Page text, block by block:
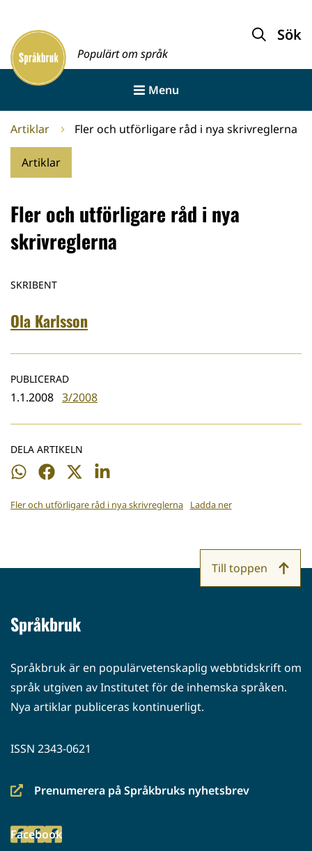
innehållet
Framsida
Populärt om språk
Sök
Menu
Artiklar Fler och utförligare råd i nya skrivreglerna
Artiklar
Fler och utförligare råd i nya
skrivreglerna
SKRIBENT
Ola Karlsson
PUBLICERAD
1.1.2008 3/2008
DELA ARTIKELN
Dela
WhatsApp
Dela
Facebook
Dela
Twitter
Dela
LinkedIn
Fler och utförligare råd i nya skrivreglerna Ladda ner
Språkbruk
Språkbruk är en populärvetenskaplig webbtidskrift om
språk utgiven av Institutet för de inhemska språken.
Nya artiklar publiceras kontinuerligt.
ISSN 2343-0621
Prenumerera på Språkbruks nyhetsbrev
(siirryt
palveluun)
Facebook
(siirryt
Till toppen